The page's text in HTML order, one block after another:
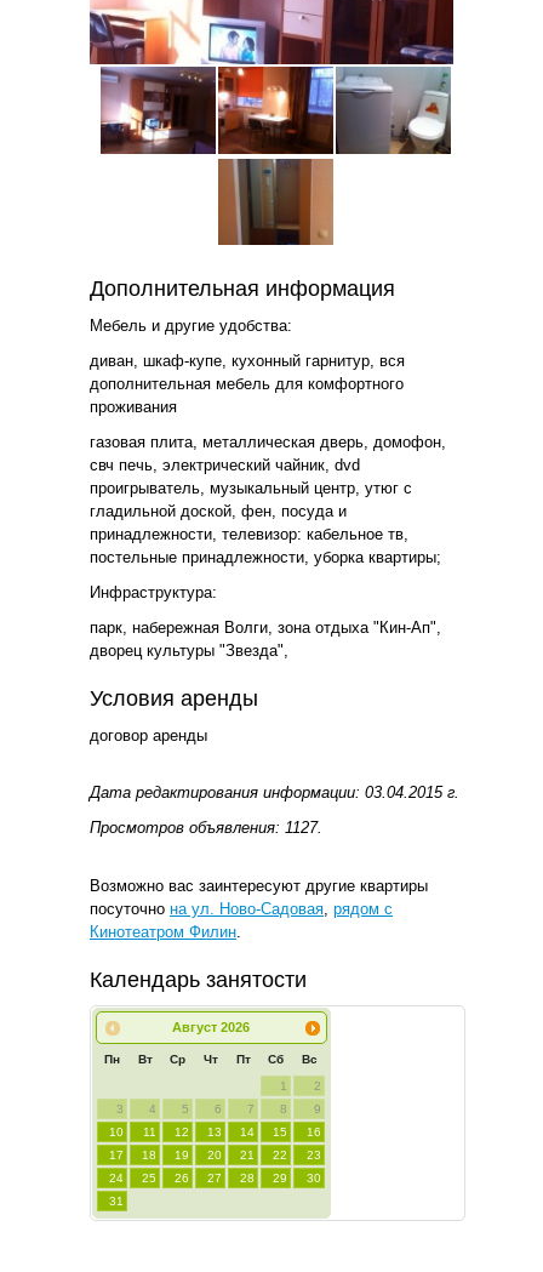
Дополнительная информация
Мебель и другие удобства:
диван, шкаф-купе, кухонный гарнитур, вся
дополнительная мебель для комфортного
проживания
газовая плита, металлическая дверь, домофон,
свч печь, электрический чайник, dvd
проигрыватель, музыкальный центр, утюг с
гладильной доской, фен, посуда и
принадлежности, телевизор: кабельное тв,
постельные принадлежности, уборка квартиры;
Инфраструктура:
парк, набережная Волги, зона отдыха "Кин-Ап",
дворец культуры "Звезда",
Условия аренды
договор аренды
Дата редактирования информации: 03.04.2015 г.
Просмотров объявления: 1127.
Возможно вас заинтересуют другие квартиры
посуточно на ул. Ново-Садовая рядом с
Кинотеатром Филин
Календарь занятости
Август 2026
Пн Вт Ср Чт Пт Сб Вс
1
2
3
4 5 6 7 8
9
10
11 12 13 14 15
16
17
18 19 20 21 22
23
24
25 26 27 28 29
30
31